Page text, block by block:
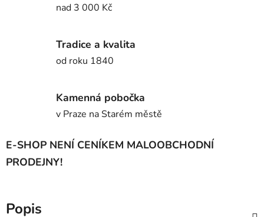
nad 3 000 Kč
Tradice a kvalita
od roku 1840
Kamenná pobočka
v Praze na Starém městě
E-SHOP NENÍ CENÍKEM MALOOBCHODNÍ
PRODEJNY!
Popis